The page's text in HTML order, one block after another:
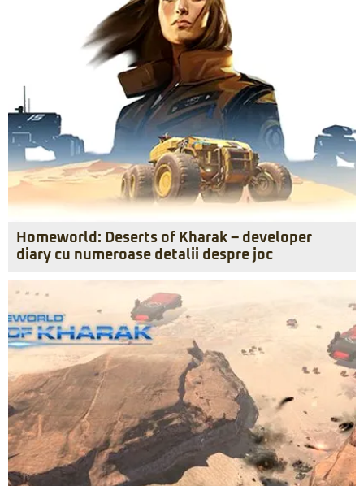
Homeworld: Deserts of Kharak – developer
diary cu numeroase detalii despre joc